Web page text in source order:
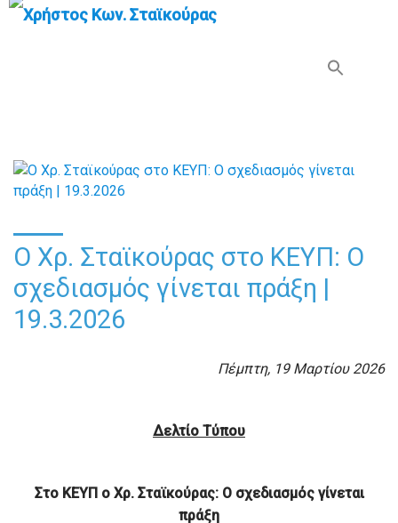
Ο Χρ. Σταϊκούρας στο ΚΕΥΠ: Ο
σχεδιασμός γίνεται πράξη |
19.3.2026
Πέμπτη, 19 Μαρτίου 2026
Δελτίο Τύπου
Στο ΚΕΥΠ ο Χρ. Σταϊκούρας: Ο σχεδιασμός γίνεται
πράξη